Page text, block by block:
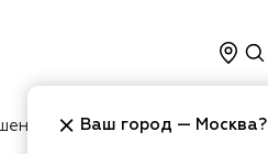
Косметика Интерьер
Ваш город — Москва?